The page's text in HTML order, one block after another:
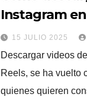
Instagram
práctica para
15 JULIO 2025
Descargar videos
Reels, se ha vuelto
quienes quieren